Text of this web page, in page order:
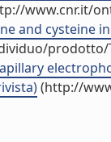
www.cnr.it/
and cysteine
prodotto/
(http://